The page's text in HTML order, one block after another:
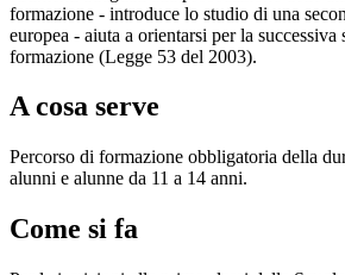
formazione - introduce lo studio di una
europea - aiuta a orientarsi per la successiva
formazione (Legge 53 del 2003).
A cosa serve
Percorso di formazione obbligatoria della
alunni e alunne da 11 a 14 anni.
Come si fa